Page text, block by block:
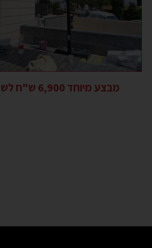
מבצע מיוחד 6,900 ש"ח לשמשיה 3X3